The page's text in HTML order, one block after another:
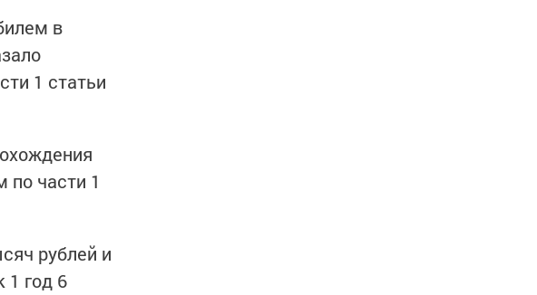
в
1 статьи
по части 1
рублей и
1 год 6